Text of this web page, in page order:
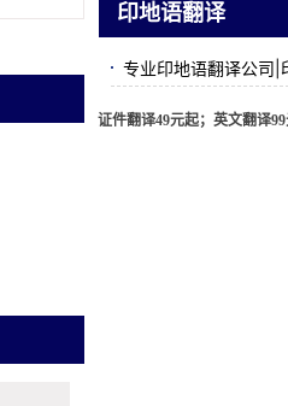
印地语翻译
专业印地语翻译公司
证件翻译49元起；英文翻译